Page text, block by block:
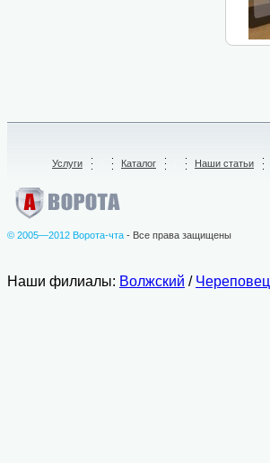
Услуги Каталог Наши статьи
© 2005—2012 Ворота-чта - Все права защищены
Наши филиалы: Волжский / Череповец